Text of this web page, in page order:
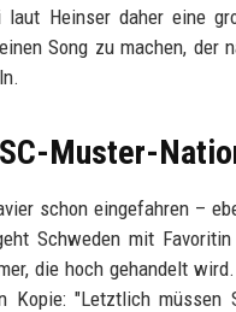
Heinser daher eine
Song zu machen,
Muster-
schon eingefahren –
Schweden mit
die hoch gehandelt
Kopie: "Letztlich